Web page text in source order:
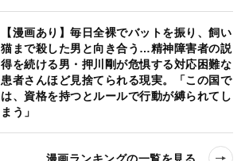
【漫画あり】毎日全裸でバットを振り、飼い
猫まで殺した男と向き合う…精神障害者の説
得を続ける男・押川剛が危惧する対応困難な
患者さんほど見捨てられる現実。「この国で
は、資格を持つとルールで行動が縛られてし
まう」
漫画ランキングの一覧を見る